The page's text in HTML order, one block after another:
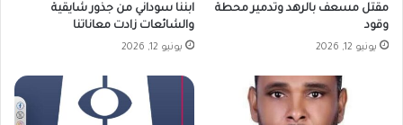
مقتل مسعف بالرهد وتدمير محطة
وقود
يونيو 12, 2026
ابننا سوداني من جذور شايقية
والشائعات زادت معاناتنا
يونيو 12, 2026